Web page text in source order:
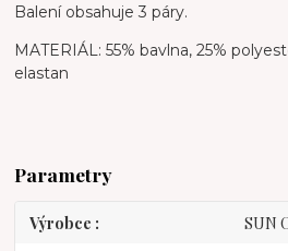
Balení obsahuje 3 páry.
MATERIÁL: 55% bavlna, 25%
elastan
Parametry
Výrobce SUN